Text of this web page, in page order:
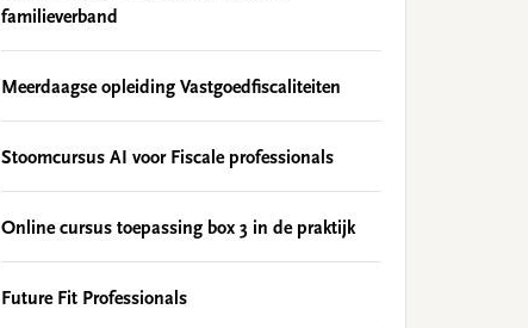
familieverband
Meerdaagse opleiding Vastgoedfiscaliteiten
Stoomcursus AI voor Fiscale professionals
Online cursus toepassing box 3 in de praktijk
Future Fit Professionals